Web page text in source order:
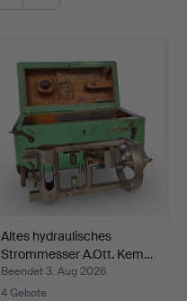
Altes hydraulisches
Strommesser A.Ott. Kem…
Beendet 3. Aug 2026
4 Gebote